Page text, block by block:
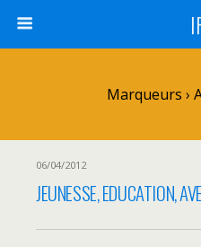
Marqueurs ›
06/04/2012
JEUNESSE, EDUCATION,